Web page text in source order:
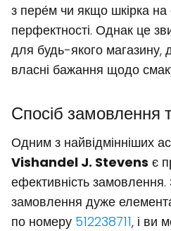
з пере́м чи якщо шкірка на
перфектності. Однак це
для будь-якого
власні бажання щодо
Спосіб замовлення
Одним з найвідмінніших
Vishandel J. Stevens є
ефективність
замовлення дуже
по номеру 512238711, і ви